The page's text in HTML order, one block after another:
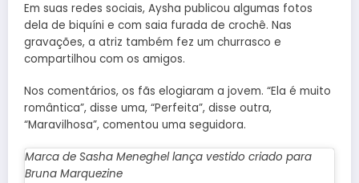
Em suas redes sociais, Aysha publicou algumas fotos
dela de biquíni e com saia furada de crochê. Nas
gravações, a atriz também fez um churrasco e
compartilhou com os amigos.
Nos comentários, os fãs elogiaram a jovem. “Ela é muito
romântica”, disse uma, “Perfeita”, disse outra,
“Maravilhosa”, comentou uma seguidora.
Marca de Sasha Meneghel lança vestido criado para
Bruna Marquezine